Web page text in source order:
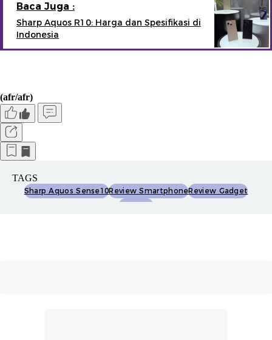
Baca Juga :
Sharp Aquos R10: Harga dan Spesifikasi di
Indonesia
(afr/afr)
TAGS
Sharp Aquos Sense10Review SmartphoneReview Gadget